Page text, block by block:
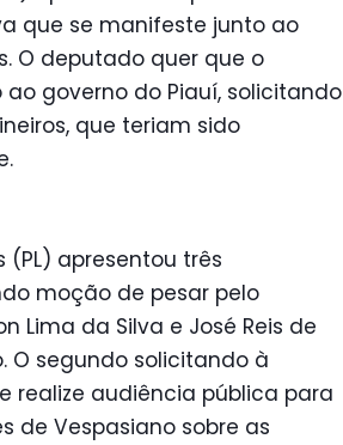
que se manifeste junto ao
O deputado quer que o
governo do Piauí, solicitando
que teriam sido
apresentou três
moção de pesar pelo
Lima da Silva e José Reis de
O segundo solicitando à
realize audiência pública para
de Vespasiano sobre as